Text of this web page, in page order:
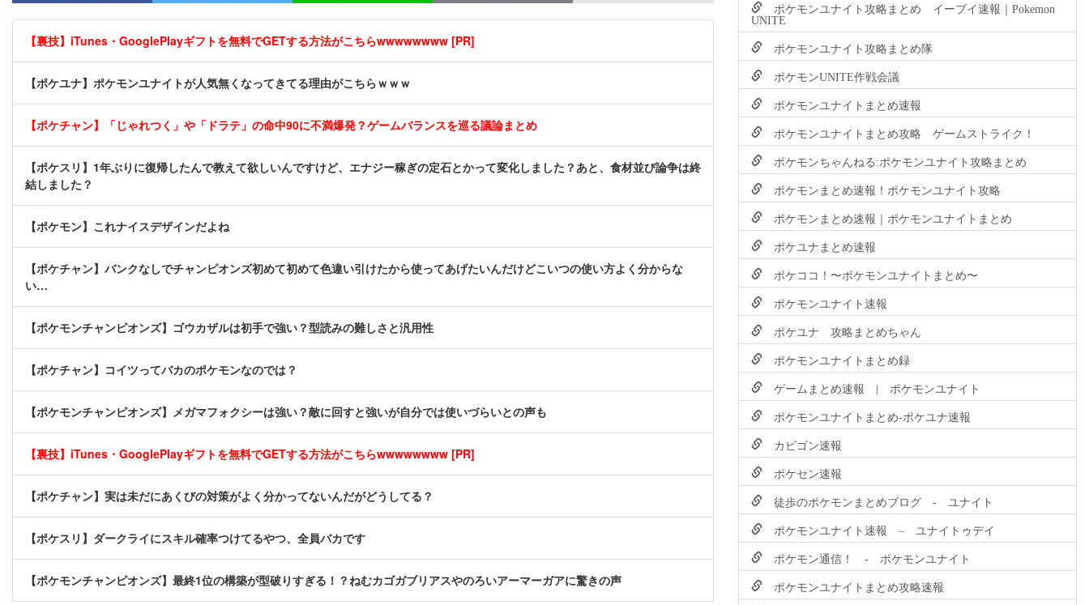
【裏技】iTunes・GooglePlayギフトを無料でGETする方法がこちらwwwwwwww [PR]
【ポケユナ】ポケモンユナイトが人気無くなってきてる理由がこちらｗｗｗ
【ポケチャン】「じゃれつく」や「ドラテ」の命中90に不満爆発？ゲームバランスを巡る議論まとめ
【ポケスリ】1年ぶりに復帰したんで教えて欲しいんですけど、エナジー稼ぎの定石とかって変化しました？あと、食材並び論争は終
結しました？
【ポケモン】これナイスデザインだよね
【ポケチャン】バンクなしでチャンピオンズ初めて初めて色違い引けたから使ってあげたいんだけどこいつの使い方よく分からな
い…
【ポケモンチャンピオンズ】ゴウカザルは初手で強い？型読みの難しさと汎用性
【ポケチャン】コイツってバカのポケモンなのでは？
【ポケモンチャンピオンズ】メガマフォクシーは強い？敵に回すと強いが自分では使いづらいとの声も
【裏技】iTunes・GooglePlayギフトを無料でGETする方法がこちらwwwwwwww [PR]
【ポケチャン】実は未だにあくびの対策がよく分かってないんだがどうしてる？
【ポケスリ】ダークライにスキル確率つけてるやつ、全員バカです
【ポケモンチャンピオンズ】最終1位の構築が型破りすぎる！？ねむカゴガブリアスやのろいアーマーガアに驚きの声
ポケモンユナイト攻略まとめ イーブイ速報｜Pokemon
UNITE
ポケモンユナイト攻略まとめ隊
ポケモンUNITE作戦会議
ポケモンユナイトまとめ速報
ポケモンユナイトまとめ攻略 ゲームストライク！
ポケモンちゃんねる:ポケモンユナイト攻略まとめ
ポケモンまとめ速報！ポケモンユナイト攻略
ポケモンまとめ速報｜ポケモンユナイトまとめ
ポケユナまとめ速報
ポケココ！〜ポケモンユナイトまとめ〜
ポケモンユナイト速報
ポケユナ 攻略まとめちゃん
ポケモンユナイトまとめ録
ゲームまとめ速報 | ポケモンユナイト
ポケモンユナイトまとめ-ポケユナ速報
カビゴン速報
ポケセン速報
徒歩のポケモンまとめブログ - ユナイト
ポケモンユナイト速報 – ユナイトゥデイ
ポケモン通信！ - ポケモンユナイト
ポケモンユナイトまとめ攻略速報